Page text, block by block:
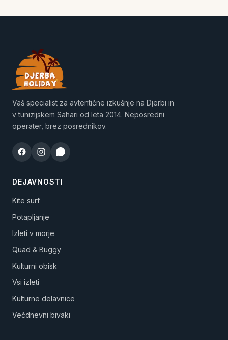
Vaš specialist za avtentične izkušnje na Djerbi in
v tunizijskem Sahari od leta 2014. Neposredni
operater, brez posrednikov.
DEJAVNOSTI
Kite surf
Potapljanje
Izleti v morje
Quad & Buggy
Kulturni obisk
Vsi izleti
Kulturne delavnice
Večdnevni bivaki